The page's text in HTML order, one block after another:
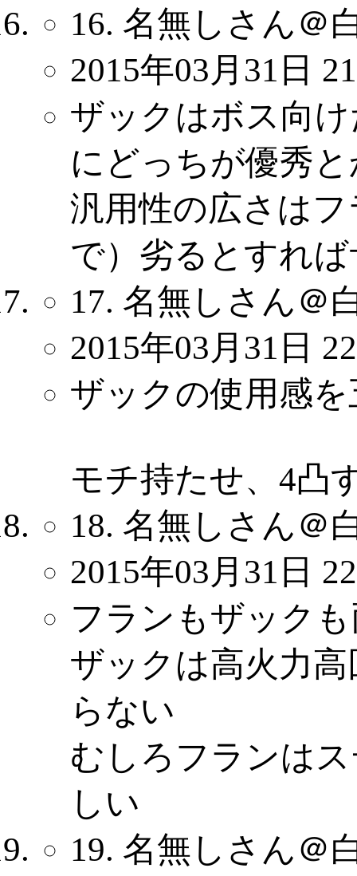
16. 名無しさん＠
2015年03月31日
ザックはボス向
にどっちが優秀
汎用性の広さは
で）劣るとすれ
17. 名無しさん＠
2015年03月31日
ザックの使用感
モチ持たせ、4凸
18. 名無しさん＠
2015年03月31日
フランもザック
ザックは高火力
らない
むしろフランは
しい
19. 名無しさん＠